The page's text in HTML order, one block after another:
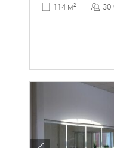
114 м2 30